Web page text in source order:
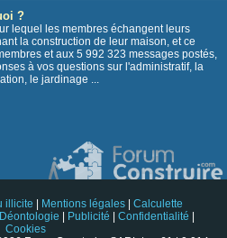
?
lequel les membres échangent leurs
la construction de leur maison, et ce
et aux 5 992 323 messages postés,
à vos questions sur l'administratif, la
le jardinage ...
illicite Mentions légales
Calculette
Déontologie Publicité Confidentialité
Cookies